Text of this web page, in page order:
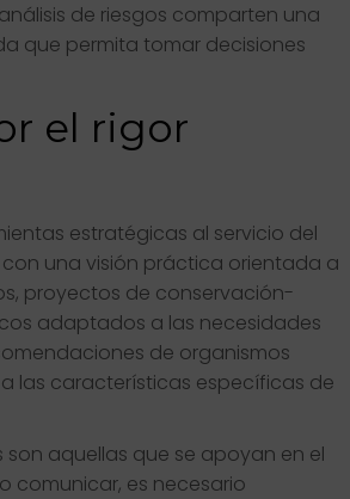
de riesgos comparten una
que permita tomar decisiones
el rigor
estratégicas al servicio del
una visión práctica orientada a
proyectos de conservación-
adaptados a las necesidades
de organismos
las características específicas de
aquellas que se apoyan en el
comunicar, es necesario